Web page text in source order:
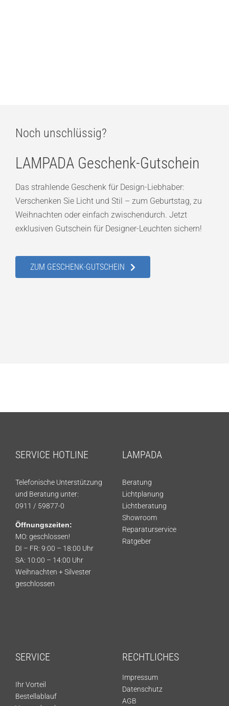
Noch unschlüssig?
LAMPADA Geschenk-Gutschein
Das strahlende Geschenk für Design-Liebhaber:
Verschenken Sie Licht und Stil – zum Geburtstag, zu
Weihnachten oder einfach zwischendurch. Jetzt
exklusiven Gutschein für Designer-Leuchten sichern!
ZUM GESCHENK-GUTSCHEIN
SERVICE HOTLINE
Telefonische Unterstützung
und Beratung unter:
0911 / 59877-0
Öffnungszeiten:
MO: geschlossen!
DI – FR: 9:00 – 18:00 Uhr
SA: 10:00 – 14:00 Uhr
Weihnachten + Silvester
geschlossen
LAMPADA
Beratung
Lichtplanung
Lichtberatung
Showroom
Reparaturservice
Ratgeber
SERVICE
Ihr Vorteil
Bestellablauf
RECHTLICHES
Impressum
Datenschutz
AGB